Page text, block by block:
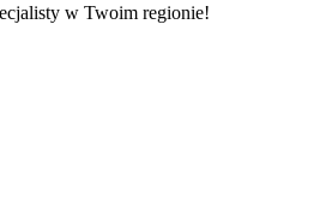
w Twoim regionie!